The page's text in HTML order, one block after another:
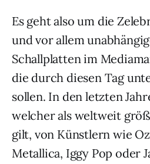
Es geht also um die
und vor allem
Schallplatten im
die durch diesen Tag
sollen. In den letzten
welcher als weltweit
gilt, von Künstlern wie
Metallica, Iggy Pop oder